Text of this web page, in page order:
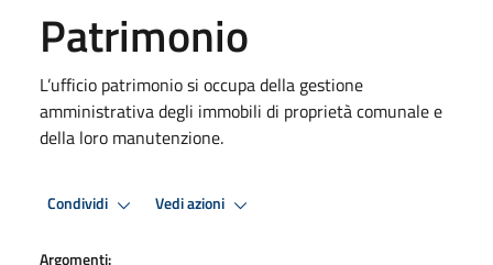
Patrimonio
L’ufficio patrimonio si occupa della gestione
amministrativa degli immobili di proprietà comunale e
della loro manutenzione.
Condividi Vedi azioni
Argomenti: